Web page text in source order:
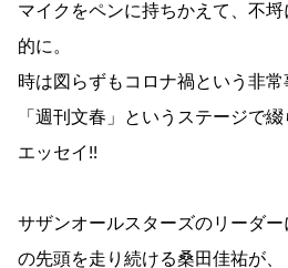
マイクをペンに持ちかえて、不
的に。
時は図らずもコロナ禍という非常
「週刊文春」というステージで
エッセイ!!
サザンオールスターズのリーダ
の先頭を走り続ける桑田佳祐が